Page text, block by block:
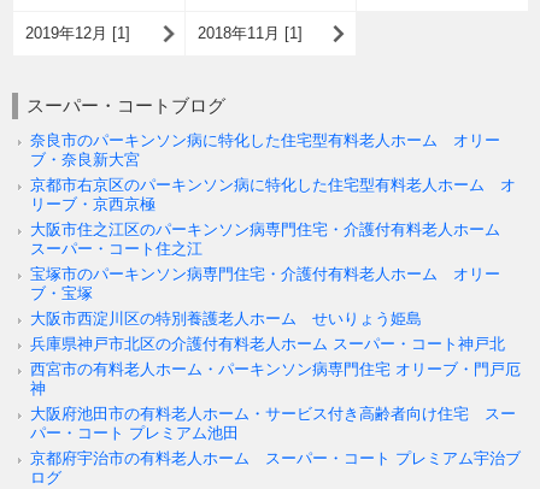
2019年12月 [1] 2018年11月 [1]
スーパー・コートブログ
奈良市のパーキンソン病に特化した住宅型有料老人ホーム オリー
ブ・奈良新大宮
京都市右京区のパーキンソン病に特化した住宅型有料老人ホーム オ
リーブ・京西京極
大阪市住之江区のパーキンソン病専門住宅・介護付有料老人ホーム
スーパー・コート住之江
宝塚市のパーキンソン病専門住宅・介護付有料老人ホーム オリー
ブ・宝塚
大阪市西淀川区の特別養護老人ホーム せいりょう姫島
兵庫県神戸市北区の介護付有料老人ホーム スーパー・コート神戸北
西宮市の有料老人ホーム・パーキンソン病専門住宅 オリーブ・門戸厄
神
大阪府池田市の有料老人ホーム・サービス付き高齢者向け住宅 スー
パー・コート プレミアム池田
京都府宇治市の有料老人ホーム スーパー・コート プレミアム宇治ブ
ログ